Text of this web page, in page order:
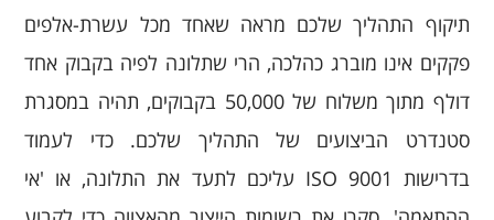
תיקוף התהליך שלכם מראה שאחד מכל עשרת-אלפים
פקקים אינו מוברג כהלכה, הרי שתלונה לפיה בקבוק אחד
דולף מתוך משלוח של 50,000 בקבוקים, תהיה במסגרת
סטנדרט הביצועים של התהליך שלכם. כדי לעמוד
בדרישות ISO 9001 עליכם לתעד את התלונה, או 'אי